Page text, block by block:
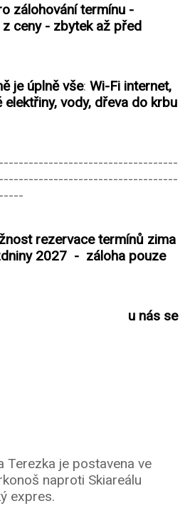
termínu -
ceny - zbytek až před
vše:Wi-Fi internet,
vody, dřeva do krbu
termínů zima
2027 - záloha pouze
se
Terezka je postavena ve
naproti Skiareálu
expres.